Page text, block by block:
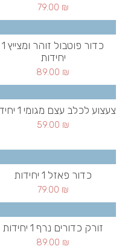
79.00 ₪
כדור פוטבול זוהר ומצייץ 1
יחידות
89.00 ₪
צעצוע לכלב עצם מגומי 1 יחידות
59.00 ₪
כדור פאזל 1 יחידות
79.00 ₪
זורק כדורים נרף 1 יחידות
89.00 ₪